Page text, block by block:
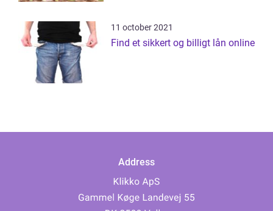
11 october 2021
Find et sikkert og billigt lån online
Address